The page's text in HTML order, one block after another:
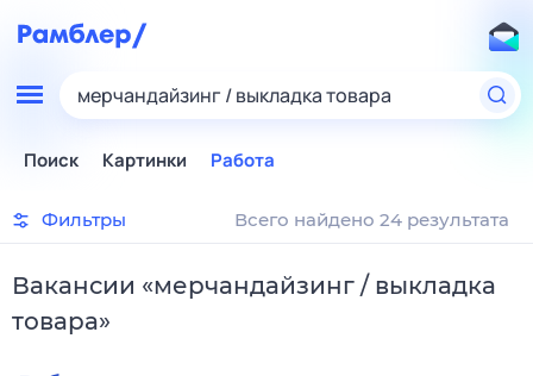
мерчандайзинг / выкладка товара
Поиск Картинки Работа
Фильтры Всего найдено 24 результата
Вакансии «мерчандайзинг / выкладка
товара»